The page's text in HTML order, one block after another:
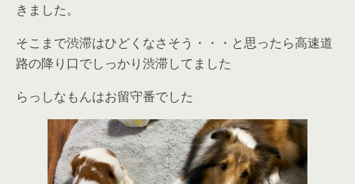
きました。
そこまで渋滞はひどくなさそう・・・と思ったら高速道
路の降り口でしっかり渋滞してました
らっしなもんはお留守番でした